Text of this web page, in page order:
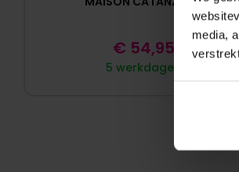
media,
5 werkdagen
€ 54,95